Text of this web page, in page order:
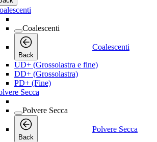
Coalescenti
Back
Coalescenti
UD+ (Grossolastra e fine)
DD+ (Grossolastra)
PD+ (Fine)
Secca
Polvere Secca
Back
Polvere Secca